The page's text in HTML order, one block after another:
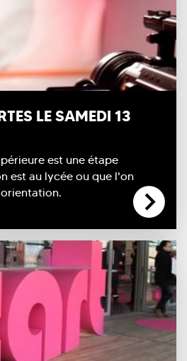
LE SAMEDI 13
est une étape
est au lycée ou que l'on